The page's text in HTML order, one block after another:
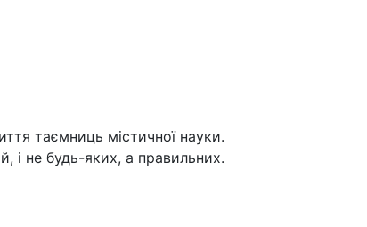
таємниць містичної науки.
і не будь-яких, а правильних.